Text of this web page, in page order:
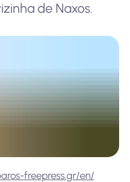
de Naxos.
freepress.gr/en/